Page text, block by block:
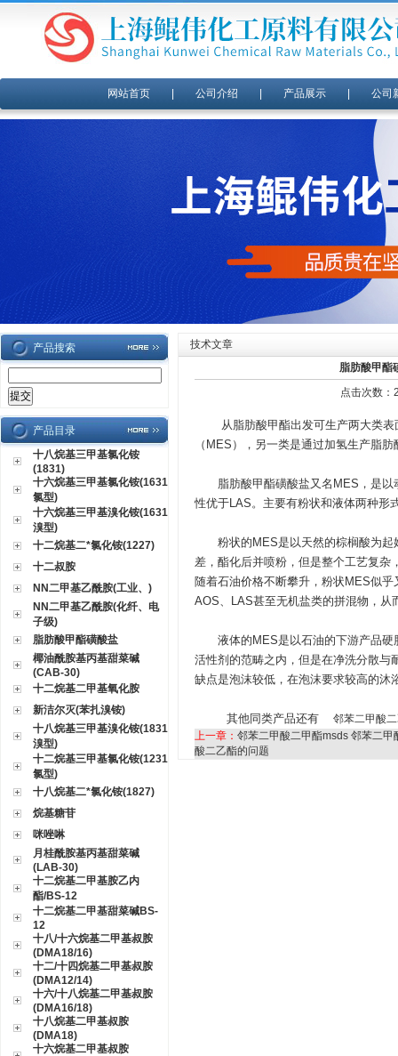
网站首页| 公司介绍 产品展示| 公司
产品搜索
产品目录
十八烷基三甲基氯化铵
(1831)
十六烷基三甲基氯化铵(1631
氯型)
十六烷基三甲基溴化铵(1631
溴型)
十二烷基二*氯化铵(1227)
十二叔胺
NN二甲基乙酰胺(工业、)
NN二甲基乙酰胺(化纤、电
子级)
脂肪酸甲酯磺酸盐
椰油酰胺基丙基甜菜碱
(CAB-30)
十二烷基二甲基氧化胺
新洁尔灭(苯扎溴铵)
十八烷基三甲基溴化铵(1831
溴型)
十二烷基三甲基氯化铵(1231
氯型)
十八烷基二*氯化铵(1827)
烷基糖苷
咪唑啉
月桂酰胺基丙基甜菜碱
(LAB-30)
十二烷基二甲基胺乙内
酯/BS-12
十二烷基二甲基甜菜碱BS-
12
十八/十六烷基二甲基叔胺
(DMA18/16)
十二/十四烷基二甲基叔胺
(DMA12/14)
十六/十八烷基二甲基叔胺
(DMA16/18)
十八烷基二甲基叔胺
(DMA18)
十六烷基二甲基叔胺
技术文章
脂肪酸甲酯
点击次数：
从脂肪酸甲酯出发可生产两大类表
（MES），另一类是通过加氢生产脂肪
脂肪酸甲酯磺酸盐又名MES，是以
性优于LAS。主要有粉状和液体两种形
粉状的MES是以天然的棕榈酸为起
差，酯化后并喷粉，但是整个工艺复
随着石油价格不断攀升，粉状MES似
AOS、LAS甚至无机盐类的拼混物，
液体的MES是以石油的下游产品硬
活性剂的范畴之内，但是在净洗分散与
缺点是泡沫较低，在泡沫要求较高的沐
其他同类产品还有 邻苯二甲酸
上一章： 邻苯二甲酸二甲酯msds 邻苯二
酸二乙酯的问题